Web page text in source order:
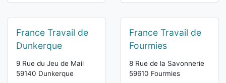
France Travail de
Dunkerque
9 Rue du Jeu de Mail
59140 Dunkerque
France Travail de
Fourmies
8 Rue de la Savonnerie
59610 Fourmies